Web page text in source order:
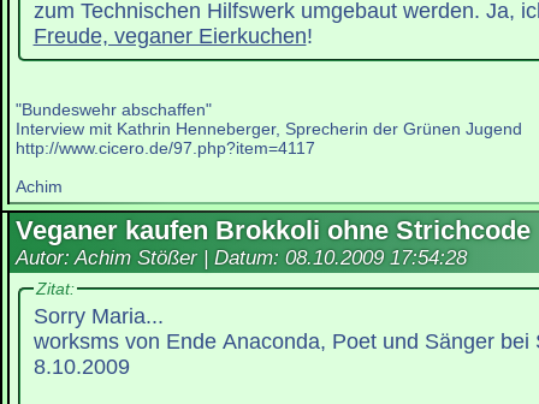
zum Technischen Hilfswerk umgebaut werden. Ja,
Freude, veganer Eierkuchen!
"Bundeswehr abschaffen"
Interview mit Kathrin Henneberger, Sprecherin der Grünen Jugend
http://www.cicero.de/97.php?item=4117
Achim
Veganer kaufen Brokkoli ohne Strichcode
Autor: Achim Stößer | Datum: 08.10.2009 17:54:28
Zitat:
Sorry Maria...
worksms von Ende Anaconda, Poet und Sänger bei
8.10.2009